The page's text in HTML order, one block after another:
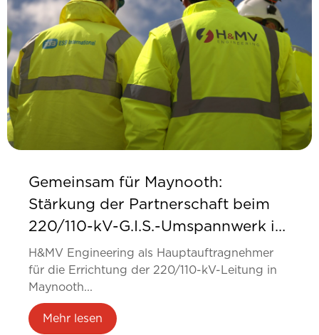
Gemeinsam für Maynooth:
Stärkung der Partnerschaft beim
220/110-kV-G.I.S.-Umspannwerk in
Maynooth
H&MV Engineering als Hauptauftragnehmer
für die Errichtung der 220/110-kV-Leitung in
Maynooth...
Mehr lesen